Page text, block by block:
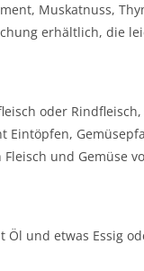
Muskatnuss,
erhältlich, die
oder
Eintöpfen,
und Gemüse
Öl und etwas Essig